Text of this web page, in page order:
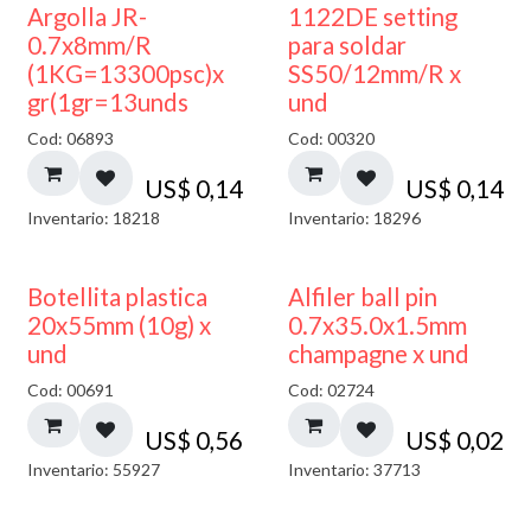
Argolla JR-
0.7x8mm/R
(1KG=13300psc)x
gr(1gr=13unds
Cod: 06893
US$ 0,14
Inventario: 18218
1122DE setting
para soldar
SS50/12mm/R x
und
Cod: 00320
US$ 0,14
Inventario: 18296
Botellita plastica
20x55mm (10g) x
und
Cod: 00691
US$ 0,56
Inventario: 55927
Alfiler ball pin
0.7x35.0x1.5mm
champagne x und
Cod: 02724
US$ 0,02
Inventario: 37713